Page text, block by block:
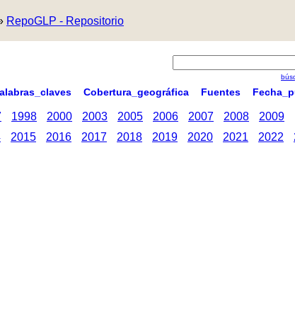
RepoGLP - Repositorio
Cobertura_geográfica Fuentes
1998 2000 2003 2005 2006 2007 2008
2009
2015 2016 2017 2018 2019 2020 2021 2022